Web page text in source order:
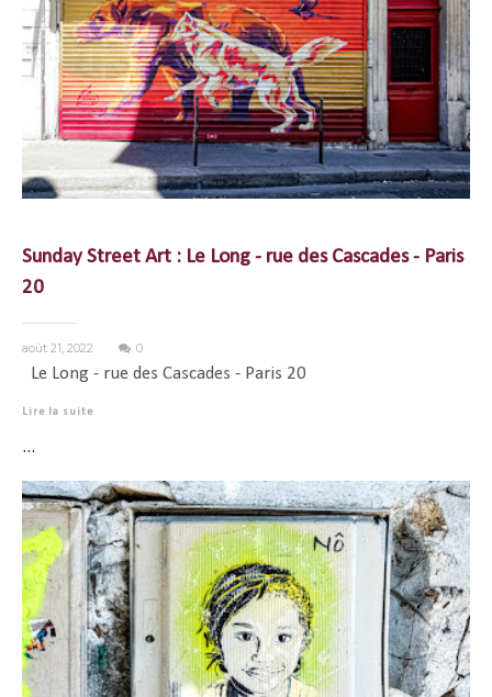
Sunday Street Art : Le Long - rue des Cascades - Paris
20
août 21, 2022 0
Le Long - rue des Cascades - Paris 20
Lire la suite
...